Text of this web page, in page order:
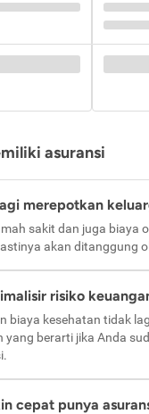
asuransi
merepotkan
sakit dan juga biaya
akan ditanggung
risiko
biaya kesehatan tidak
yang berarti jika Anda
cepat punya